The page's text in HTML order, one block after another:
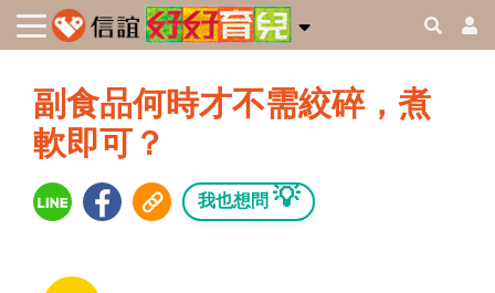
副食品何時才不需絞碎，煮
軟即可？
我也想問 💡